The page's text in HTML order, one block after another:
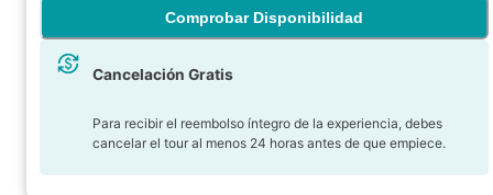
Comprobar Disponibilidad
Cancelación Gratis
Para recibir el reembolso íntegro de la experiencia, debes
cancelar el tour al menos 24 horas antes de que empiece.